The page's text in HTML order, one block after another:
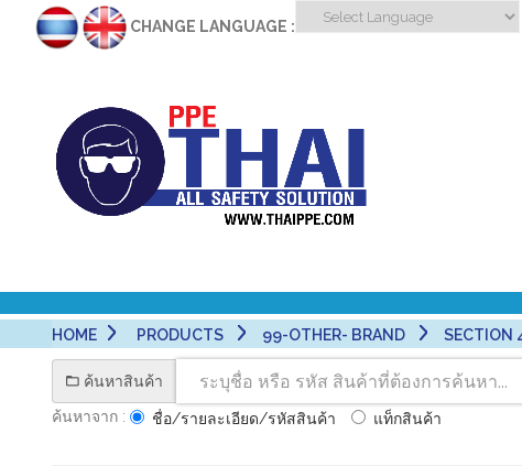
CHANGE LANGUAGE :
HOME PRODUCTS 99-OTHER- BRAND SECTION
ค้นหาสินค้า
ค้นหาจาก :
ชื่อ/รายละเอียด/รหัสสินค้า แท็กสินค้า